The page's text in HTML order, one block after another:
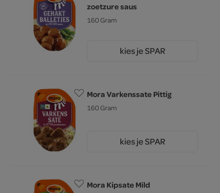
zoetzure saus
160 Gram
kies je SPAR
Mora Varkenssate Pittig
160 Gram
kies je SPAR
Mora Kipsate Mild